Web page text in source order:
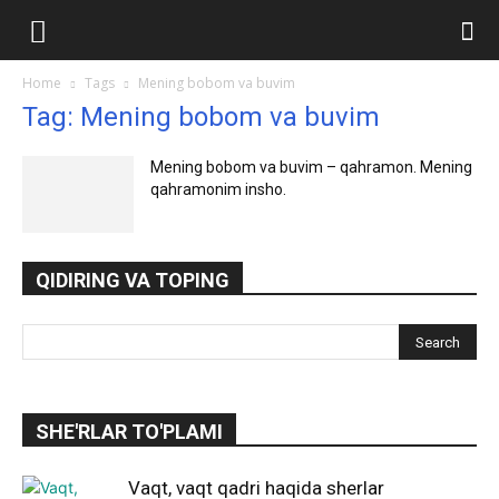
Home Tags Mening bobom va buvim
Tag: Mening bobom va buvim
Mening bobom va buvim – qahramon. Mening
qahramonim insho.
QIDIRING VA TOPING
SHE'RLAR TO'PLAMI
Vaqt, vaqt qadri haqida sherlar